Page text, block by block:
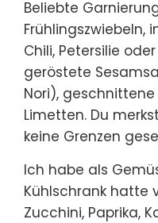
Beliebte
Frühlingszwiebeln,
Chili, Petersilie
geröstete
Nori),
Limetten. Du
keine Grenzen
Ich habe als
Kühlschrank hatte
Zucchini, Paprika,